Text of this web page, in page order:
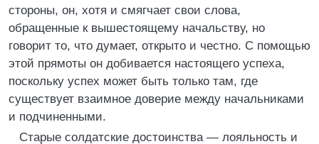
стороны, он, хотя и смягчает свои слова,
обращенные к вышестоящему начальству, но
говорит то, что думает, открыто и честно. С помощью
этой прямоты он добивается настоящего успеха,
поскольку успех может быть только там, где
существует взаимное доверие между начальниками
и подчиненными.
Старые солдатские достоинства — лояльность и